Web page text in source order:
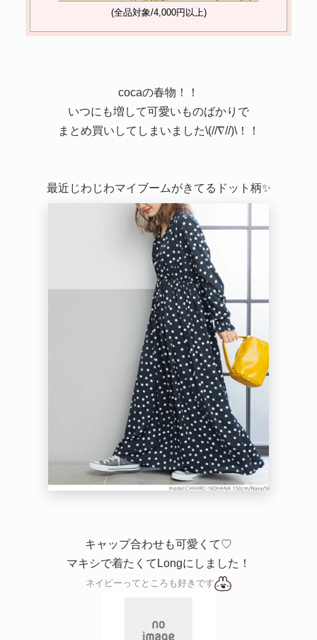
(全品対象/4,000円以上)
cocaの春物！！
いつにも増して可愛いものばかりで
まとめ買いしてしまいました\(//∇//)\！！
最近じわじわマイブームがきてるドット柄✨
キャップ合わせも可愛くて♡
マキシで着たくてLongにしました！
ネイビーってところも好きです